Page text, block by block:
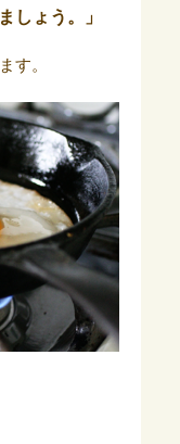
しょう。」
す。